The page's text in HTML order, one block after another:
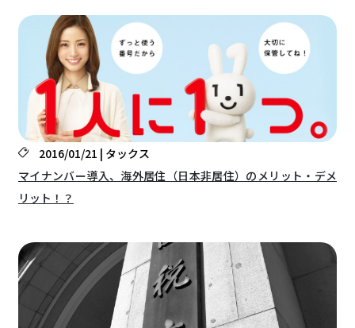
2016/01/21 | タックス
マイナンバー導入、海外居住（日本非居住）のメリット・デメ
リット！？